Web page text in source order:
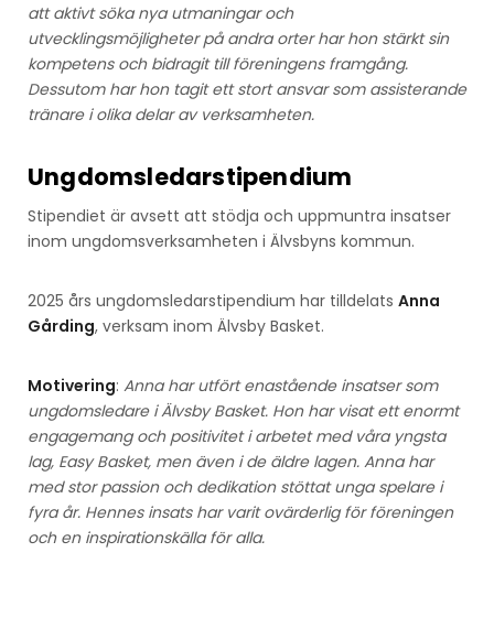
att aktivt söka nya utmaningar och
utvecklingsmöjligheter på andra orter har hon stärkt sin
kompetens och bidragit till föreningens framgång.
Dessutom har hon tagit ett stort ansvar som assisterande
tränare i olika delar av verksamheten.
Ungdomsledarstipendium
Stipendiet är avsett att stödja och uppmuntra insatser
inom ungdomsverksamheten i Älvsbyns kommun.
2025 års ungdomsledarstipendium har tilldelats Anna
Gårding, verksam inom Älvsby Basket.
Motivering: Anna har utfört enastående insatser som
ungdomsledare i Älvsby Basket. Hon har visat ett enormt
engagemang och positivitet i arbetet med våra yngsta
lag, Easy Basket, men även i de äldre lagen. Anna har
med stor passion och dedikation stöttat unga spelare i
fyra år. Hennes insats har varit ovärderlig för föreningen
och en inspirationskälla för alla.